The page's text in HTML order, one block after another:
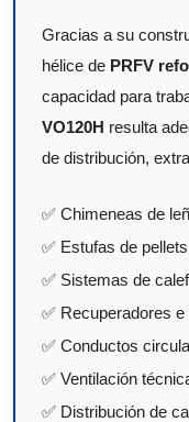
Gracias a su
hélice de PRFV
capacidad para
VO120H resulta
de distribución,
✅ Chimeneas de
✅ Estufas de
✅ Sistemas de
✅ Recuperadores
✅ Conductos
✅ Ventilación
✅ Distribución de